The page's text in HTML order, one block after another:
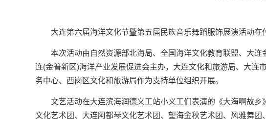
大连第六届海洋文化节暨第五届民族音乐舞蹈服饰展演活动在
本次活动由自然资源部北海局、全国海洋文化教育联盟、大
连(金普新区)海洋产业发展促进会主办，大连文化和旅游局、大连
务中心、西岗区文化和旅游局作为支持单位组织开展。
文艺活动在大连滨海润德义工站小义工们表演的《大海啊故
文化艺术团、大连阿都琴文化艺术团、望海金秋艺术团、风雅舞